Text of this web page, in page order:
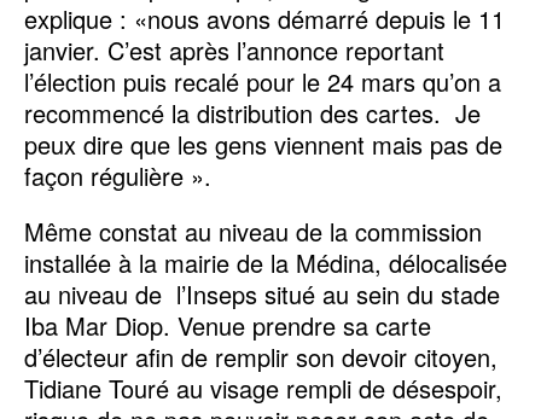
explique : «nous avons démarré depuis le 11
janvier. C’est après l’annonce reportant
l’élection puis recalé pour le 24 mars qu’on a
recommencé la distribution des cartes. Je
peux dire que les gens viennent mais pas de
façon régulière ».
Même constat au niveau de la commission
installée à la mairie de la Médina, délocalisée
au niveau de l’Inseps situé au sein du stade
Iba Mar Diop. Venue prendre sa carte
d’électeur afin de remplir son devoir citoyen,
Tidiane Touré au visage rempli de désespoir,